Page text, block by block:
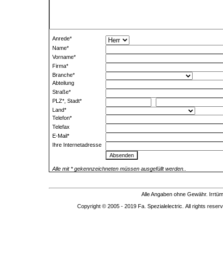
Anrede*
Name*
Vorname*
Firma*
Branche*
Abteilung
Straße*
PLZ*, Stadt*
Land*
Telefon*
Telefax
E-Mail*
Ihre Internetadresse
Alle mit * gekennzeichneten müssen ausgefüllt werden..
Alle Angaben ohne Gewähr.
Copyright © 2005 - 2019 Fa. Spezialelectric. All rights